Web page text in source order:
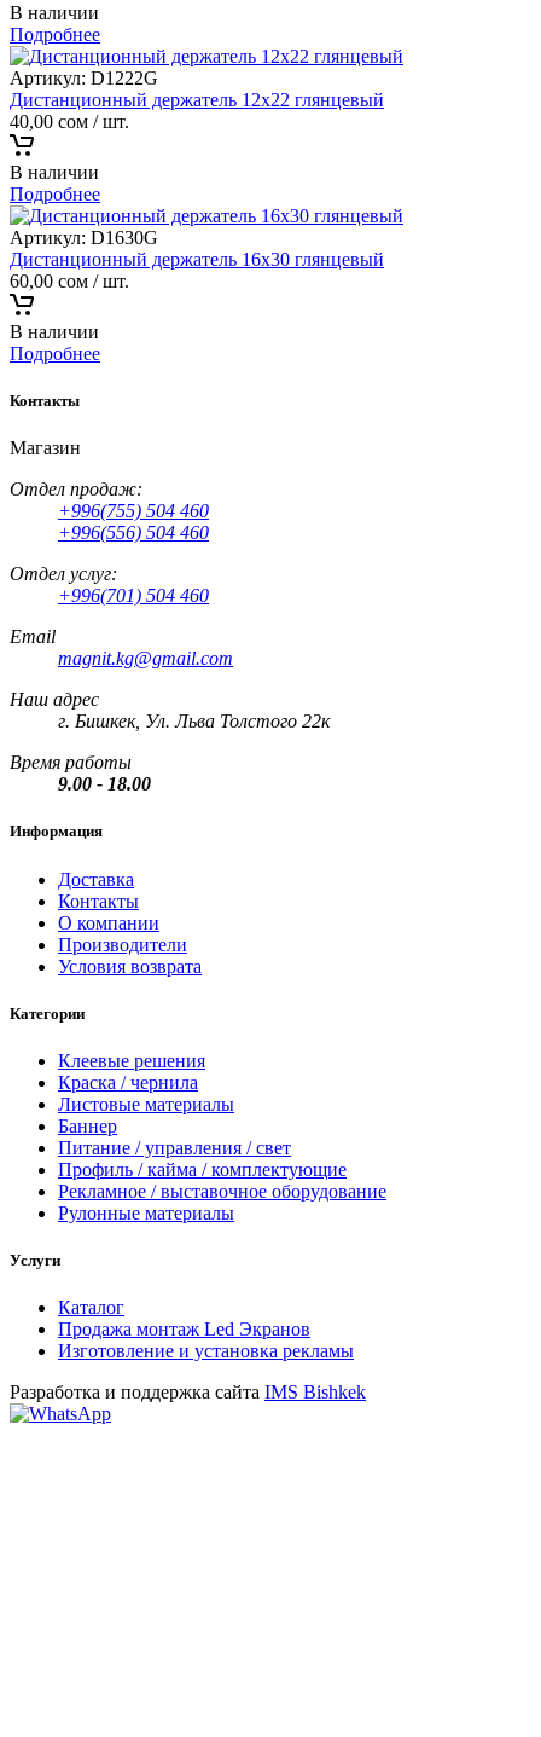
В наличии
Подробнее
Артикул: D1222G
Дистанционный держатель 12х22 глянцевый
40,00 сом / шт.
В наличии
Подробнее
Артикул: D1630G
Дистанционный держатель 16х30 глянцевый
60,00 сом / шт.
В наличии
Подробнее
Контакты
Магазин
Отдел продаж:
+996(755) 504 460
+996(556) 504 460
Отдел услуг:
+996(701) 504 460
Email
magnit.kg@gmail.com
Наш адрес
г. Бишкек, Ул. Льва Толстого 22к
Время работы
9.00 - 18.00
Информация
Доставка
Контакты
О компании
Производители
Условия возврата
Категории
Клеевые решения
Краска / чернила
Листовые материалы
Баннер
Питание / управления / свет
Профиль / кайма / комплектующие
Рекламное / выставочное оборудование
Рулонные материалы
Услуги
Каталог
Продажа монтаж Led Экранов
Изготовление и установка рекламы
Разработка и поддержка сайта IMS Bishkek